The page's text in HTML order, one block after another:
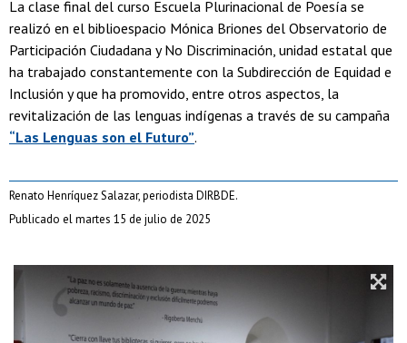
La clase final del curso Escuela Plurinacional de Poesía se
realizó en el biblioespacio Mónica Briones del Observatorio de
Participación Ciudadana y No Discriminación, unidad estatal que
ha trabajado constantemente con la Subdirección de Equidad e
Inclusión y que ha promovido, entre otros aspectos, la
revitalización de las lenguas indígenas a través de su campaña
“Las Lenguas son el Futuro”.
Renato Henríquez Salazar, periodista DIRBDE.
Publicado el martes 15 de julio de 2025